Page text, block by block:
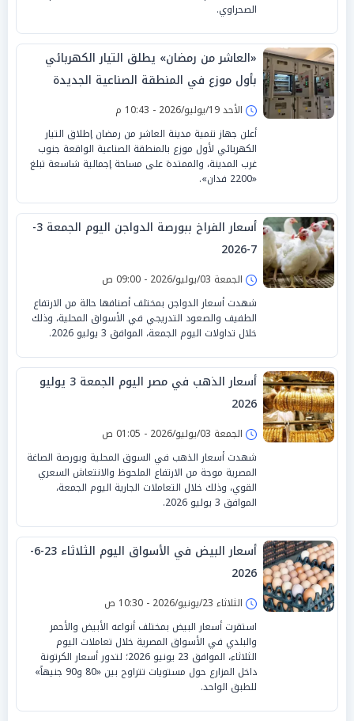
الصحراوي.
«العاشر من رمضان» يطلق التيار الكهربائي
بأول موزع في المنطقة الصناعية الجديدة
الأحد 19/يوليو/2026 - 10:43 م
أعلن جهاز تنمية مدينة العاشر من رمضان إطلاق التيار
الكهربائي لأول موزع بالمنطقة الصناعية الواقعة جنوب
غرب المدينة، والممتدة على مساحة إجمالية شاسعة تبلغ
«2200 فدان».
أسعار الفراخ ببورصة الدواجن اليوم الجمعة 3-
7-2026
الجمعة 03/يوليو/2026 - 09:00 ص
شهدت أسعار الدواجن بمختلف أصنافها حالة من الارتفاع
الطفيف والصعود التدريجي في الأسواق المحلية، وذلك
خلال تداولات اليوم الجمعة، الموافق 3 يوليو 2026.
أسعار الذهب في مصر اليوم الجمعة 3 يوليو
2026
الجمعة 03/يوليو/2026 - 01:05 ص
شهدت أسعار الذهب في السوق المحلية وبورصة الصاغة
المصرية موجة من الارتفاع الملحوظ والانتعاش السعري
القوي، وذلك خلال التعاملات الجارية اليوم الجمعة،
الموافق 3 يوليو 2026.
أسعار البيض في الأسواق اليوم الثلاثاء 23-6-
2026
الثلاثاء 23/يونيو/2026 - 10:30 ص
استقرت أسعار البيض بمختلف أنواعه الأبيض والأحمر
والبلدي في الأسواق المصرية خلال تعاملات اليوم
الثلاثاء، الموافق 23 يونيو 2026؛ لتدور أسعار الكرتونة
داخل المزارع حول مستويات تتراوح بين «80 و90 جنيهاً»
للطبق الواحد.